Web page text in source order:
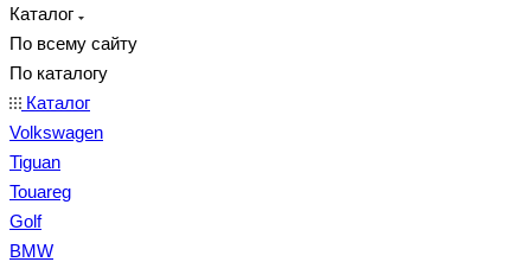
Каталог
По всему сайту
По каталогу
Каталог
Volkswagen
Tiguan
Touareg
Golf
BMW